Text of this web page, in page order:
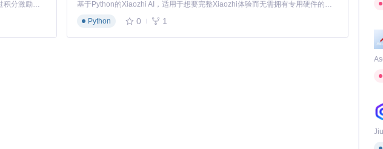
「源启盛夏」暑期校园开发者成长计划旨在激活校园开源力量，通过积分激励、认证扶持、资源倾斜等形式，引导高校组织和开发者完成「入驻 — 建项目 — 做贡献 — 获认证 — 得资源」的完整闭环。无论你是想带领社团入驻平台的组织者，还是希望用代码贡献证明自己的开发者，都能在这里找到属于你的成长路径。
基于Python的Xiaozhi AI，适用于想要完整Xiaozhi体验而无需拥有专用硬件的用户。
Python
0 1